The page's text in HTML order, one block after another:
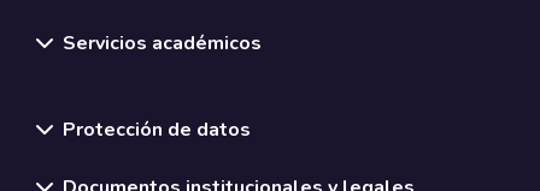
Servicios académicos
Protección de datos